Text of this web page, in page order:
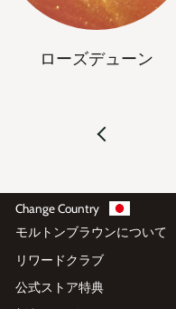
ローズデューン
Change Country
モルトンブラウンについて
リワードクラブ
公式ストア特典